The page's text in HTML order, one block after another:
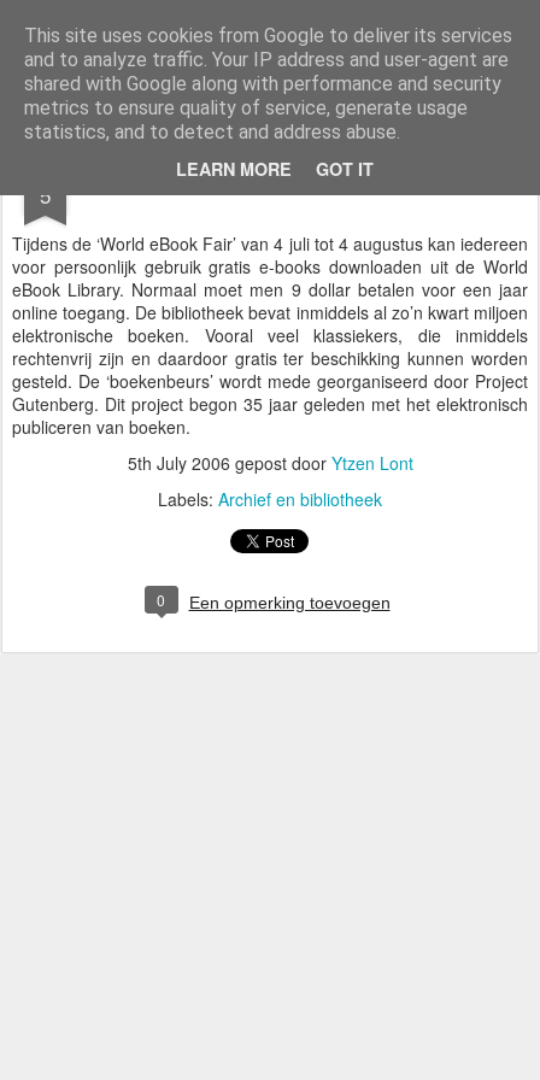
This site uses cookies from Google to deliver its services
and to analyze traffic. Your IP address and user-agent are
shared with Google along with performance and security
metrics to ensure quality of service, generate usage
statistics, and to detect and address abuse.
LEARN MORE GOT IT
Styloblog Stylo is secretariaat en tekstredactie Ytzen Lont
Pages
5 Gratis ebooks
Tijdens de ‘World eBook Fair’ van 4 juli tot 4 augustus kan iedereen
voor persoonlijk gebruik gratis e-books downloaden uit de World
eBook Library. Normaal moet men 9 dollar betalen voor een jaar
online toegang. De bibliotheek bevat inmiddels al zo’n kwart miljoen
elektronische boeken. Vooral veel klassiekers, die inmiddels
rechtenvrij zijn en daardoor gratis ter beschikking kunnen worden
gesteld. De ‘boekenbeurs’ wordt mede georganiseerd door Project
Gutenberg. Dit project begon 35 jaar geleden met het elektronisch
publiceren van boeken.
5th July 2006 gepost door Ytzen Lont
Labels: Archief en bibliotheek
0 Een opmerking toevoegen